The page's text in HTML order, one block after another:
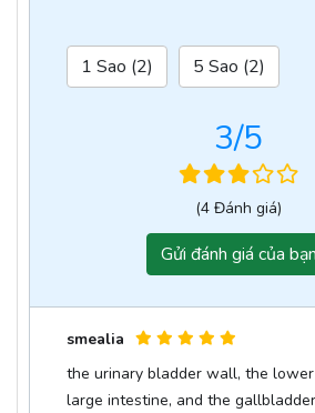
3/5
(4 Đánh giá)
Gửi đánh giá của bạn
1 Sao (2) 5 Sao (2)
smealia
the urinary bladder wall, the
large intestine, and the